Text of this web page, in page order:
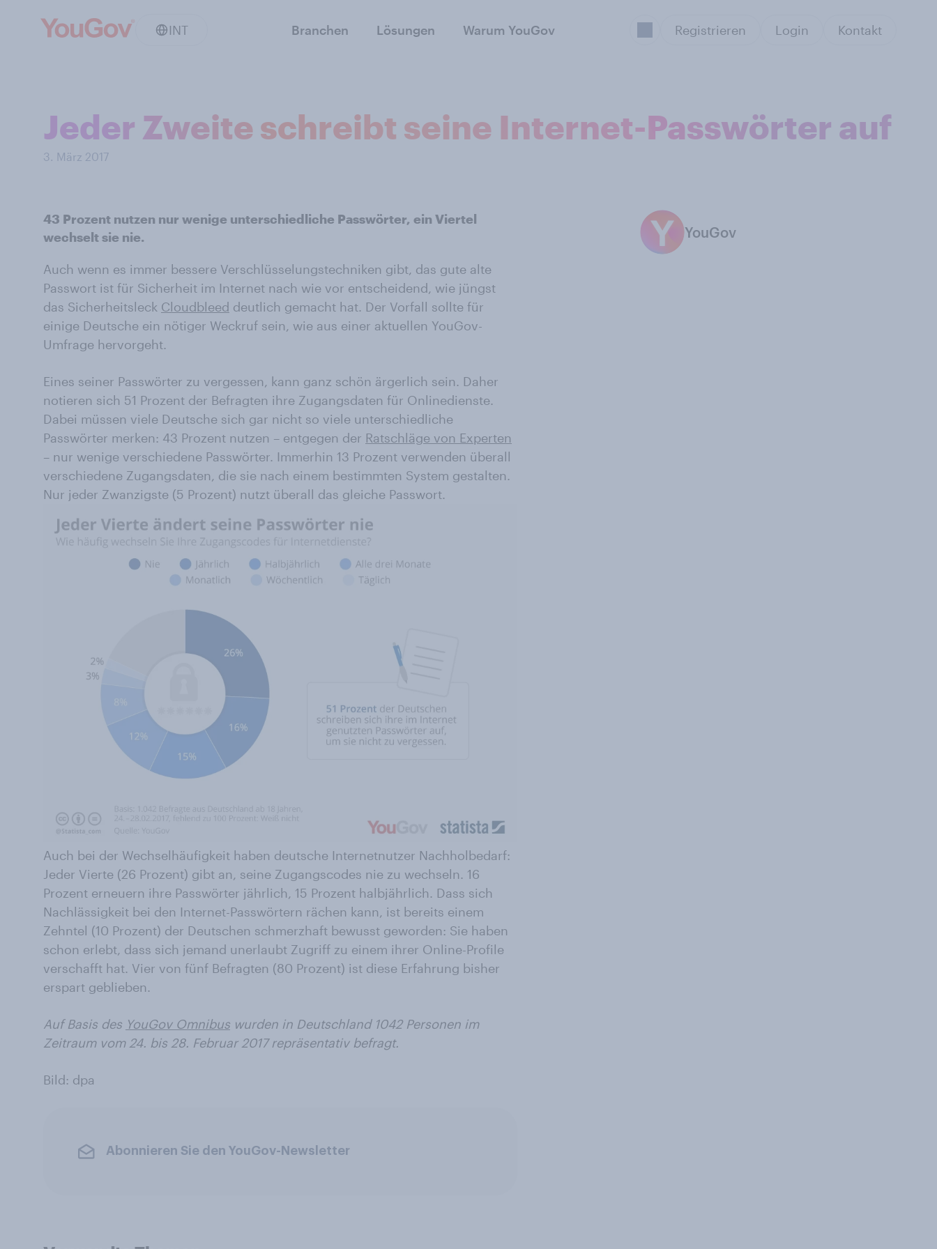
INT Branchen Lösungen Warum YouGov Registrieren Login Kontakt
Jeder Zweite schreibt seine Internet-Passwörter auf
3. März 2017
43 Prozent nutzen nur wenige unterschiedliche Passwörter, ein Viertel
wechselt sie nie.
Auch wenn es immer bessere Verschlüsselungstechniken gibt, das gute alte
Passwort ist für Sicherheit im Internet nach wie vor entscheidend, wie jüngst
das Sicherheitsleck Cloudbleed deutlich gemacht hat. Der Vorfall sollte für
einige Deutsche ein nötiger Weckruf sein, wie aus einer aktuellen YouGov-
Umfrage hervorgeht.
Eines seiner Passwörter zu vergessen, kann ganz schön ärgerlich sein. Daher
notieren sich 51 Prozent der Befragten ihre Zugangsdaten für Onlinedienste.
Dabei müssen viele Deutsche sich gar nicht so viele unterschiedliche
Passwörter merken: 43 Prozent nutzen – entgegen der Ratschläge von Experten
– nur wenige verschiedene Passwörter. Immerhin 13 Prozent verwenden überall
verschiedene Zugangsdaten, die sie nach einem bestimmten System gestalten.
Nur jeder Zwanzigste (5 Prozent) nutzt überall das gleiche Passwort.
Auch bei der Wechselhäufigkeit haben deutsche Internetnutzer Nachholbedarf:
Jeder Vierte (26 Prozent) gibt an, seine Zugangscodes nie zu wechseln. 16
Prozent erneuern ihre Passwörter jährlich, 15 Prozent halbjährlich. Dass sich
Nachlässigkeit bei den Internet-Passwörtern rächen kann, ist bereits einem
Zehntel (10 Prozent) der Deutschen schmerzhaft bewusst geworden: Sie haben
schon erlebt, dass sich jemand unerlaubt Zugriff zu einem ihrer Online-Profile
verschafft hat. Vier von fünf Befragten (80 Prozent) ist diese Erfahrung bisher
erspart geblieben.
Auf Basis des YouGov Omnibus wurden in Deutschland 1042 Personen im
Zeitraum vom 24. bis 28. Februar 2017 repräsentativ befragt.
Bild: dpa
Abonnieren Sie den YouGov-Newsletter
YouGov